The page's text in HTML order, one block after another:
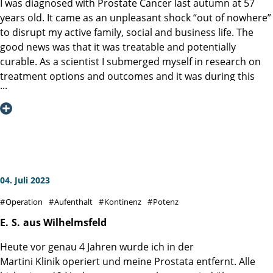
I was diagnosed with Prostate Cancer last autumn at 57
years old. It came as an unpleasant shock “out of nowhere”
to disrupt my active family, social and business life. The
good news was that it was treatable and potentially
curable. As a scientist I submerged myself in research on
treatment options and outcomes and it was during this
process I came across the Martini Klinik and in particular a
publication from the group detailing long term results for
resulting in deep expertise and an emphasis on a robust
logistically daunting to plan a trip like this, but the
administration at the Klinik and UKE were fabulous so I
Professor Graefen (Maestro!) performed my procedure
using the DaVinci robot on Feb 23rd 2023.
04. Juli 2023
Operation Aufenthalt Kontinenz Potenz
E. S. aus Wilhelmsfeld
Heute vor genau 4 Jahren wurde ich in der
Martini Klinik operiert und meine Prostata entfernt. Alle